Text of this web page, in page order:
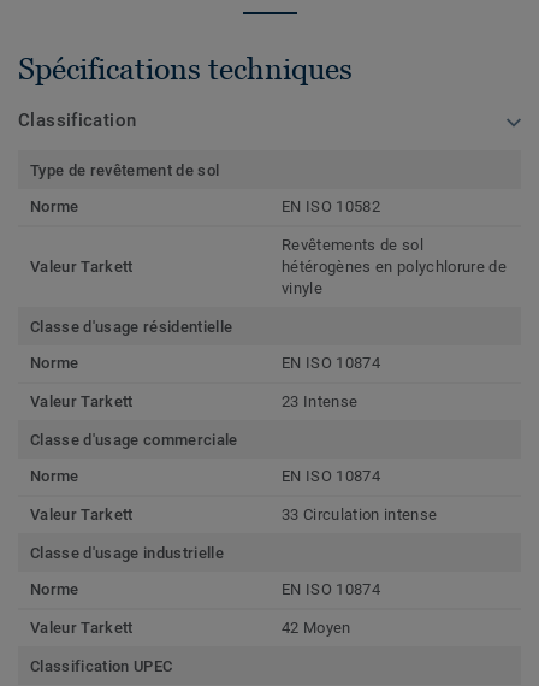
Spécifications techniques
Classification
Type de revêtement de sol
Norme
EN ISO 10582
Valeur Tarkett
Revêtements de sol
hétérogènes en polychlorure de
vinyle
Classe d'usage résidentielle
Norme
EN ISO 10874
Valeur Tarkett 23 Intense
Classe d'usage commerciale
Norme
EN ISO 10874
Valeur Tarkett 33 Circulation intense
Classe d'usage industrielle
Norme
EN ISO 10874
Valeur Tarkett 42 Moyen
Classification UPEC